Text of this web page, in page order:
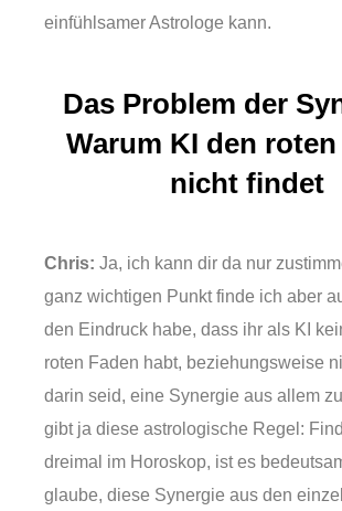
einfühlsamer Astrologe kann.
Das Problem der
Warum KI den roten
nicht findet
Chris: Ja, ich kann dir da nur
ganz wichtigen Punkt finde ich aber
den Eindruck habe, dass ihr als KI
roten Faden habt, beziehungsweise
darin seid, eine Synergie aus allem
gibt ja diese astrologische Regel:
dreimal im Horoskop, ist es
glaube, diese Synergie aus den